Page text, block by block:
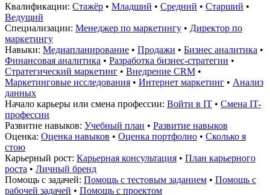
Квалификации: Стажёр • Младший • Средний • Старший •
Ведущий
Специализации: Менеджер по маркетингу • Директор по
маркетингу
Навыки: Медиапланирование • Продажи • Бизнес аналитика •
Финансовая аналитика • Разработка бизнес-стратегии •
Стратегический маркетинг • Внедрение CRM •
Маркетинговые исследования • Интернет маркетинг • Анализ
данных
Начало карьеры или смена профессии: Войти в IT • Смена IT-
профессии
Развитие навыков: Учебный план • Развитие навыков
Оценка: Оценка навыков • Оценка портфолио • Сколько я
стою
Карьерный рост: Карьерная консультация • План карьерного
роста • Личный бренд
Помощь с задачей: Помощь с тестовым заданием • Помощь с
рабочей задачей • Помощь с проектом